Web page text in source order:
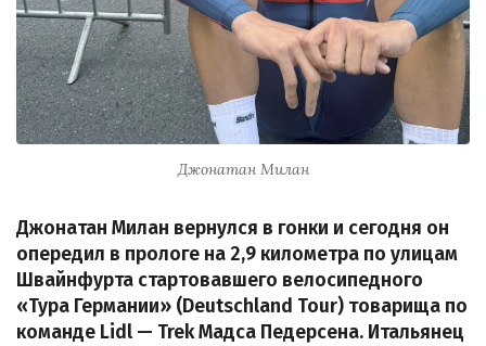
Джонатан Милан
Джонатан Милан вернулся в гонки и сегодня он
опередил в прологе на 2,9 километра по улицам
Швайнфурта стартовавшего велосипедного
«Тура Германии» (Deutschland Tour) товарища по
команде Lidl — Trek Мадса Педерсена. Итальянец